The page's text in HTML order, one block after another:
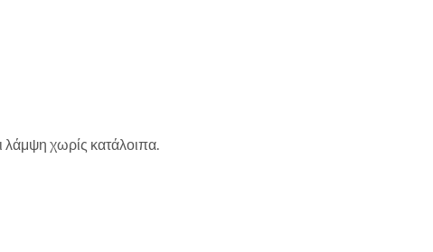
λάμψη χωρίς κατάλοιπα.